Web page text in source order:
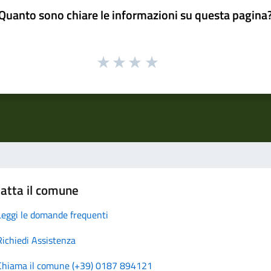
sono chiare le informazioni su questa
il comune
le domande frequenti
Assistenza
il comune (+39) 0187 894121